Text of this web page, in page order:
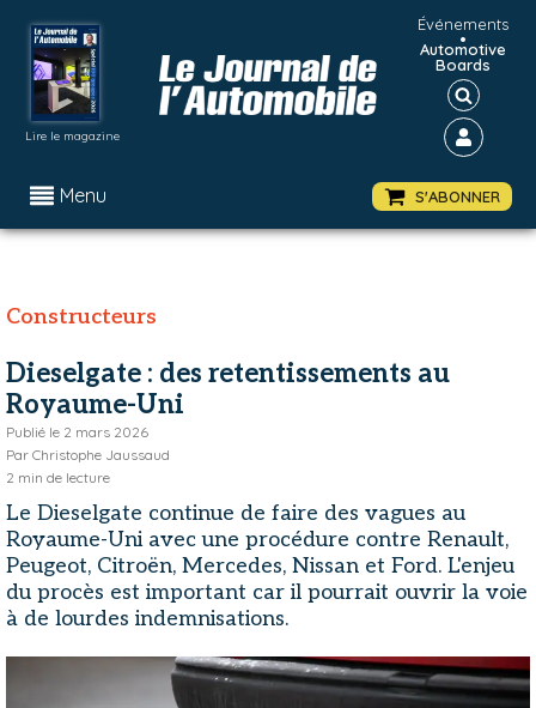
Lire le magazine
Événements
•
Automotive
Boards
Menu S'ABONNER
Constructeurs
Dieselgate : des retentissements au
Royaume-Uni
Publié le 2 mars 2026
Par Christophe Jaussaud
2 min de lecture
Le Dieselgate continue de faire des vagues au
Royaume-Uni avec une procédure contre Renault,
Peugeot, Citroën, Mercedes, Nissan et Ford. L'enjeu
du procès est important car il pourrait ouvrir la voie
à de lourdes indemnisations.